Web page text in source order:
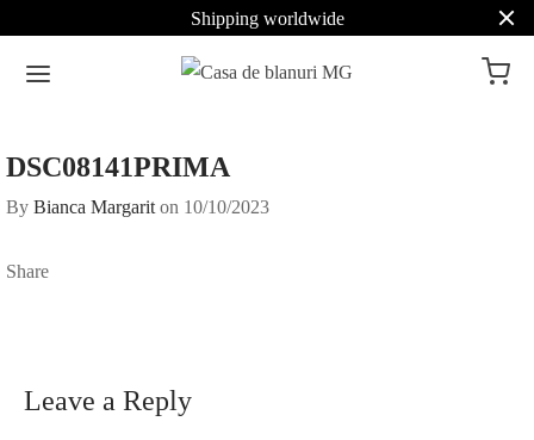
Shipping worldwide
DSC08141PRIMA
By Bianca Margarit on 10/10/2023
Share
Leave a Reply